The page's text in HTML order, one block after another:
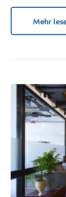
Mehr